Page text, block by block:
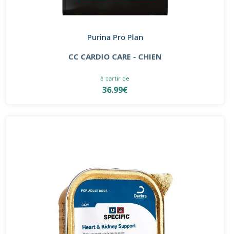
Purina Pro Plan
CC CARDIO CARE - CHIEN
à partir de
36.99€